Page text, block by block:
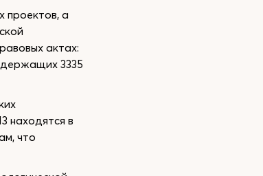
проектов, а
актах:
3335
находятся в
что